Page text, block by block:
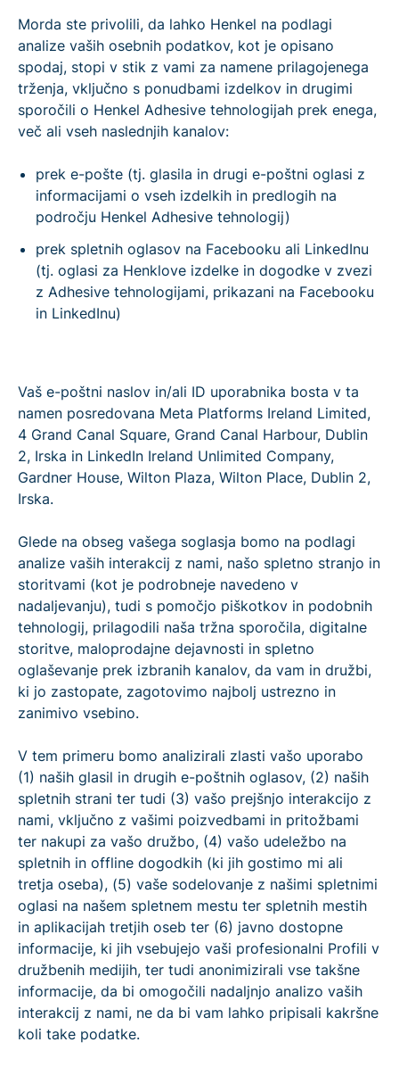
Morda ste privolili, da lahko Henkel na podlagi
analize vaših osebnih podatkov, kot je opisano
spodaj, stopi v stik z vami za namene prilagojenega
trženja, vključno s ponudbami izdelkov in drugimi
sporočili o Henkel Adhesive tehnologijah prek enega,
več ali vseh naslednjih kanalov:
prek e-pošte (tj. glasila in drugi e-poštni oglasi z
informacijami o vseh izdelkih in predlogih na
področju Henkel Adhesive tehnologij)
prek spletnih oglasov na Facebooku ali LinkedInu
(tj. oglasi za Henklove izdelke in dogodke v zvezi
z Adhesive tehnologijami, prikazani na Facebooku
in LinkedInu)
Vaš e-poštni naslov in/ali ID uporabnika bosta v ta
namen posredovana Meta Platforms Ireland Limited,
4 Grand Canal Square, Grand Canal Harbour, Dublin
2, Irska in LinkedIn Ireland Unlimited Company,
Gardner House, Wilton Plaza, Wilton Place, Dublin 2,
Irska.
Glede na obseg vašega soglasja bomo na podlagi
analize vaših interakcij z nami, našo spletno stranjo in
storitvami (kot je podrobneje navedeno v
nadaljevanju), tudi s pomočjo piškotkov in podobnih
tehnologij, prilagodili naša tržna sporočila, digitalne
storitve, maloprodajne dejavnosti in spletno
oglaševanje prek izbranih kanalov, da vam in družbi,
ki jo zastopate, zagotovimo najbolj ustrezno in
zanimivo vsebino.
V tem primeru bomo analizirali zlasti vašo uporabo
(1) naših glasil in drugih e-poštnih oglasov, (2) naših
spletnih strani ter tudi (3) vašo prejšnjo interakcijo z
nami, vključno z vašimi poizvedbami in pritožbami
ter nakupi za vašo družbo, (4) vašo udeležbo na
spletnih in offline dogodkih (ki jih gostimo mi ali
tretja oseba), (5) vaše sodelovanje z našimi spletnimi
oglasi na našem spletnem mestu ter spletnih mestih
in aplikacijah tretjih oseb ter (6) javno dostopne
informacije, ki jih vsebujejo vaši profesionalni Profili v
družbenih medijih, ter tudi anonimizirali vse takšne
informacije, da bi omogočili nadaljnjo analizo vaših
interakcij z nami, ne da bi vam lahko pripisali kakršne
koli take podatke.